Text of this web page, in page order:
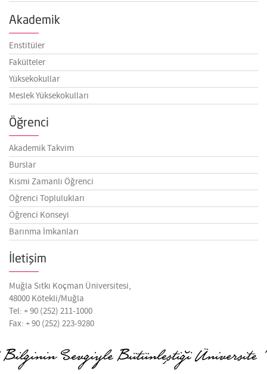
Akademik
Enstitüler
Fakülteler
Yüksekokullar
Meslek Yüksekokulları
Öğrenci
Akademik Takvim
Burslar
Kısmi Zamanlı Öğrenci
Öğrenci Toplulukları
Öğrenci Konseyi
Barınma İmkanları
İletişim
Muğla Sıtkı Koçman Üniversitesi,
48000 Kötekli/Muğla
Tel: + 90 (252) 211-1000
Fax: + 90 (252) 223-9280